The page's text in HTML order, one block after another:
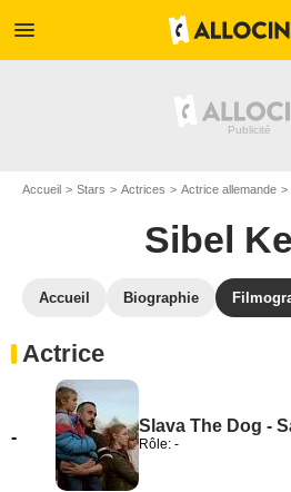
menu
Accueil Stars Actrices Actrice allemande
Sibel
Accueil Biographie
Actrice
-
Slava The Dog -
Rôle: -